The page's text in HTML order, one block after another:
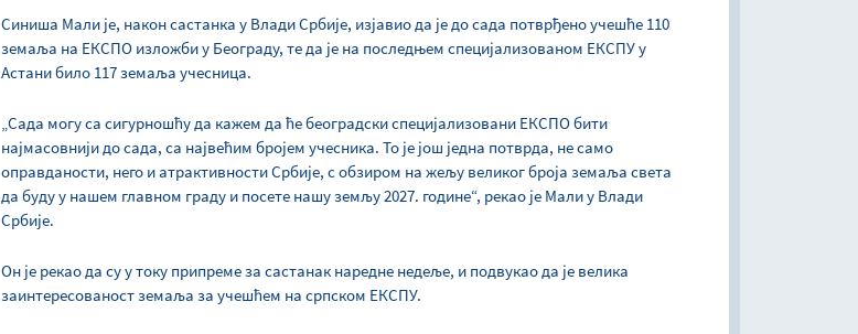
Синиша Мали је, након састанка у Влади Србије, изјавио да је до сада потврђено учешће 110
земаља на ЕКСПО изложби у Београду, те да је на последњем специјализованом ЕКСПУ у
Астани било 117 земаља учесница.
„Сада могу са сигурношћу да кажем да ће београдски специјализовани ЕКСПО бити
најмасовнији до сада, са највећим бројем учесника. То је још једна потврда, не само
оправданости, него и атрактивности Србије, с обзиром на жељу великог броја земаља света
да буду у нашем главном граду и посете нашу земљу 2027. године“, рекао је Мали у Влади
Србије.
Он је рекао да су у току припреме за састанак наредне недеље, и подвукао да је велика
заинтересованост земаља за учешћем на српском ЕКСПУ.